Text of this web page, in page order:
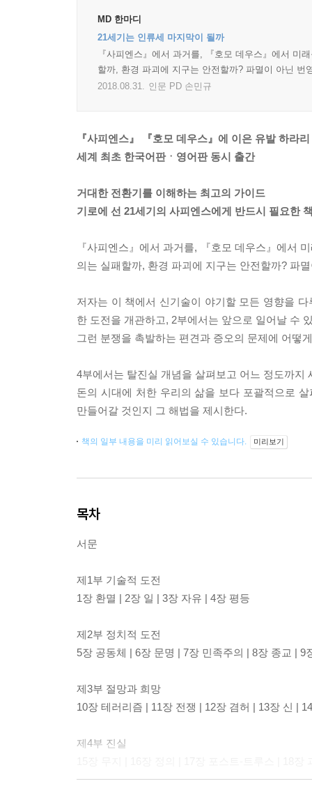
MD 한마디
21세기는 인류세 마지막이 될까
『사피엔스』에서 과거를, 『호모 데우스』에서 미
할까, 환경 파괴에 지구는 안전할까? 파멸이 아닌
2018.08.31. 인문 PD 손민규
『사피엔스』 『호모 데우스』에 이은 유발 하라리
세계 최초 한국어판ㆍ영어판 동시 출간
거대한 전환기를 이해하는 최고의 가이드
기로에 선 21세기의 사피엔스에게 반드시 필요한
『사피엔스』에서 과거를, 『호모 데우스』에서
의는 실패할까, 환경 파괴에 지구는 안전할까? 파
저자는 이 책에서 신기술이 야기할 모든 영향을
한 도전을 개관하고, 2부에서는 앞으로 일어날 수
그런 분쟁을 촉발하는 편견과 증오의 문제에 어떻
4부에서는 탈진실 개념을 살펴보고 어느 정도까
돈의 시대에 처한 우리의 삶을 보다 포괄적으로
만들어갈 것인지 그 해법을 제시한다.
책의 일부 내용을 미리 읽어보실 수 있습니다. 미리보기
목차
서문
제1부 기술적 도전
1장 환멸 | 2장 일 | 3장 자유 | 4장 평등
제2부 정치적 도전
5장 공동체 | 6장 문명 | 7장 민족주의 | 8장 종교 | 9
제3부 절망과 희망
10장 테러리즘 | 11장 전쟁 | 12장 겸허 | 13장 신 |
제4부 진실